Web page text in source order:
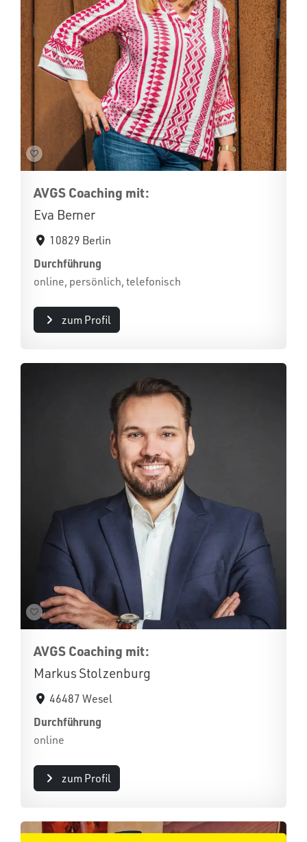
AVGS Coaching mit:
Eva Berner
10829 Berlin
Durchführung
online, persönlich, telefonisch
zum Profil
AVGS Coaching mit:
Markus Stolzenburg
46487 Wesel
Durchführung
online
zum Profil